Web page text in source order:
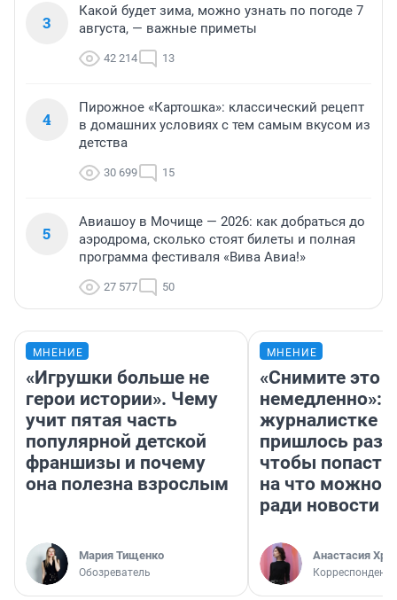
3
Какой будет зима, можно узнать по погоде 7
августа, — важные приметы
42 214 13
4
Пирожное «Картошка»: классический рецепт
в домашних условиях с тем самым вкусом из
детства
30 699 15
5
Авиашоу в Мочище — 2026: как добраться до
аэродрома, сколько стоят билеты и полная
программа фестиваля «Вива Авиа!»
27 577 50
МНЕНИЕ
«Игрушки больше не
герои истории». Чему
учит пятая часть
популярной детской
франшизы и почему
она полезна взрослым
Мария Тищенко
Обозреватель
МНЕНИЕ
«Снимите это
немедленно»:
журналистке
пришлось
чтобы попасть
на что можно
ради новости
Анастасия
Корреспондент